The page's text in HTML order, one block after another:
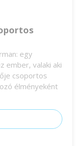
egy
ember, valaki aki
csoportos
élményeként